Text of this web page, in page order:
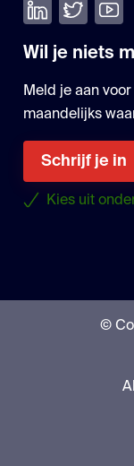
Volg ons op
Volg ons
Wil je niets
Meld je aan
maandelijks
Schrijf je in
Kies uit
©